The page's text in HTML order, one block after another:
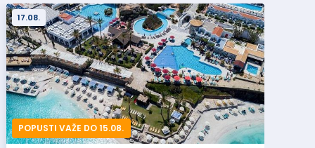
17.08.
POPUSTI VAŽE DO 15.08.